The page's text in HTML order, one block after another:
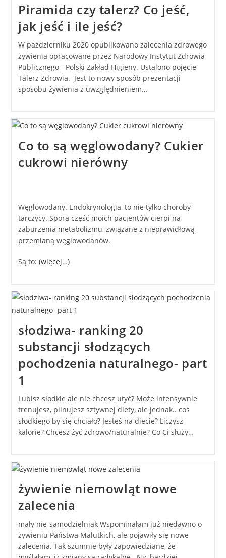
Piramida czy talerz? Co jeść,
jak jeść i ile jeść?
W październiku 2020 opublikowano zalecenia zdrowego
żywienia opracowane przez Narodowy Instytut Zdrowia
Publicznego - Polski Zakład Higieny. Ustalono pojęcie
Talerz Zdrowia. Jest to nowy sposób prezentacji
sposobu żywienia z uwzględnieniem…
Co to są węglowodany? Cukier
cukrowi nierówny
Węglowodany. Endokrynologia, to nie tylko choroby
tarczycy. Spora część moich pacjentów cierpi na
zaburzenia metabolizmu, związane z nieprawidłową
przemianą węglowodanów.
Są to: (więcej…)
słodziwa- ranking 20
substancji słodzących
pochodzenia naturalnego- part
1
Lubisz słodkie ale nie chcesz utyć? Może intensywnie
trenujesz, pilnujesz sztywnej diety, ale jednak.. coś
słodkiego by się chciało? Jesteś na diecie? Liczysz
kalorie? Chcesz żyć zdrowo/naturalnie? Co Ci służy…
żywienie niemowląt nowe
zalecenia
mały nie-samodzielniak Wspominałam już niedawno o
żywieniu Państwa Malutkich, ale pojawiły się nowe
zalecenia. Tak szumnie były zapowiedziane, że